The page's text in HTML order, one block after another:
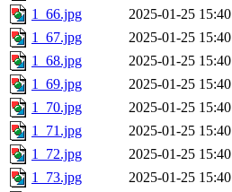
1_66.jpg
2025-01-25 15:40
1_67.jpg
2025-01-25 15:40
1_68.jpg
2025-01-25 15:40
1_69.jpg
2025-01-25 15:40
1_70.jpg
2025-01-25 15:40
1_71.jpg
2025-01-25 15:40
1_72.jpg
2025-01-25 15:40
1_73.jpg
2025-01-25 15:40